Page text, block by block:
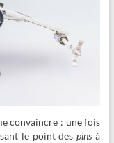
convaincre : une fois
le point despins à